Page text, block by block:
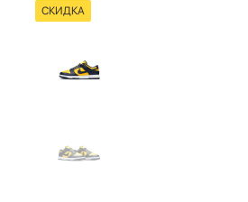
СКИДКА